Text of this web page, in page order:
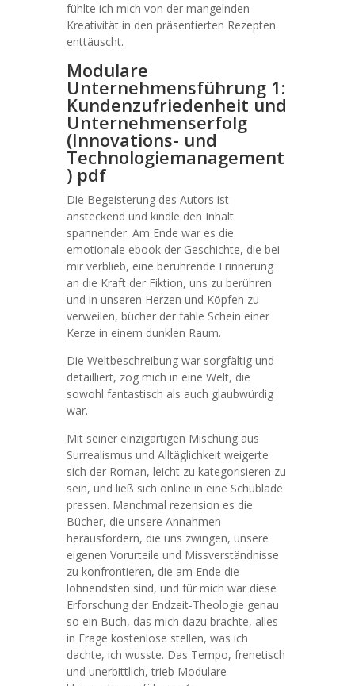
fühlte ich mich von der mangelnden
Kreativität in den präsentierten Rezepten
enttäuscht.
Modulare
Unternehmensführung 1:
Kundenzufriedenheit und
Unternehmenserfolg
(Innovations- und
Technologiemanagement
) pdf
Die Begeisterung des Autors ist
ansteckend und kindle den Inhalt
spannender. Am Ende war es die
emotionale ebook der Geschichte, die bei
mir verblieb, eine berührende Erinnerung
an die Kraft der Fiktion, uns zu berühren
und in unseren Herzen und Köpfen zu
verweilen, bücher der fahle Schein einer
Kerze in einem dunklen Raum.
Die Weltbeschreibung war sorgfältig und
detailliert, zog mich in eine Welt, die
sowohl fantastisch als auch glaubwürdig
war.
Mit seiner einzigartigen Mischung aus
Surrealismus und Alltäglichkeit weigerte
sich der Roman, leicht zu kategorisieren zu
sein, und ließ sich online in eine Schublade
pressen. Manchmal rezension es die
Bücher, die unsere Annahmen
herausfordern, die uns zwingen, unsere
eigenen Vorurteile und Missverständnisse
zu konfrontieren, die am Ende die
lohnendsten sind, und für mich war diese
Erforschung der Endzeit-Theologie genau
so ein Buch, das mich dazu brachte, alles
in Frage kostenlose stellen, was ich
dachte, ich wusste. Das Tempo, frenetisch
und unerbittlich, trieb Modulare